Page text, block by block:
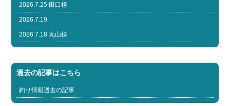
2026.7.25 田口様
2026.7.19
2026.7.18 丸山様
過去の記事はこちら
釣り情報過去の記事